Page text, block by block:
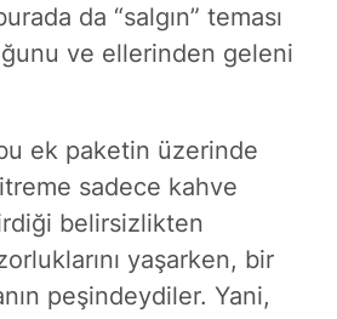
da “salgın” teması
ve ellerinden geleni
ek paketin üzerinde
sadece kahve
belirsizlikten
yaşarken, bir
peşindeydiler. Yani,